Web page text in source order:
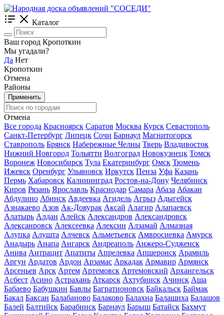
Каталог
Ваш город Кропоткин
Мы угадали?
Да Нет
Кропоткин
Отмена
Районы
Применить
Отмена
Все города Красноярск Саратов Москва Курск Севастополь
Санкт-Петербург Липецк Сочи Барнаул Магнитогорск
Ставрополь Брянск Набережные Челны Тверь Владивосток
Нижний Новгород Тольятти Волгоград Новокузнецк Томск
Воронеж Новосибирск Тула Екатеринбург Омск Тюмень
Ижевск Оренбург Ульяновск Иркутск Пенза Уфа Казань
Пермь Хабаровск Калининград Ростов-на-Дону Челябинск
Киров Рязань Ярославль Краснодар Самара Абаза Абакан
Абдулино Абинск Авдеевка Агидель Агрыз Адыгейск
Азнакаево Азов Ак-Довурак Аксай Алагир Алапаевск
Алатырь Алдан Алейск Александров Александровск
Алексанровск Алексеевка Алексин Алзамай Алмазная
Алупка Алушта Алчевск Альметьевск Амвросиевка Амурск
Анадырь Анапа Ангарск Андреаполь Анжеро-Судженск
Анива Антрацит Апатиты Апрелевка Апшеронск Арамиль
Аргун Ардатов Ардон Арзамас Аркадак Армавир Армянск
Арсеньев Арск Артем Артемовск Артемовский Архангельск
Асбест Асино Астрахань Аткарск Ахтубинск Ачинск Аша
Бабаево Бабушкин Бавлы Багратионовск Байкальск Баймак
Бакал Баксан Балабаново Балаково Балахна Балашиха Балашов
Балей Балтийск Барабинск Барнаул Барыш Батайск Бахмут